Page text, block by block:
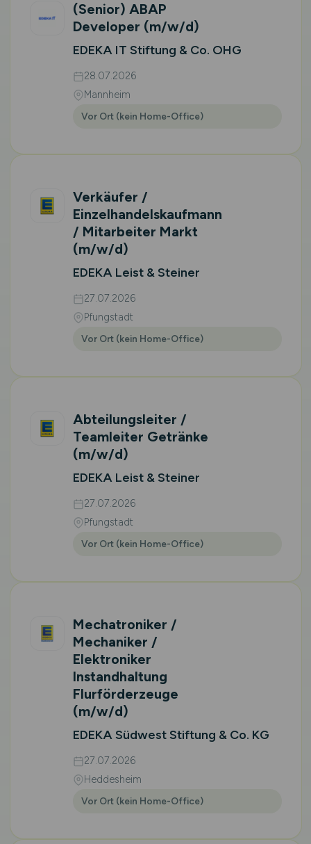
(Senior) ABAP
Developer (m/w/d)
EDEKA IT Stiftung & Co. OHG
28.07.2026
Mannheim
Vor Ort (kein Home-Office)
Verkäufer /
Einzelhandelskaufmann
/ Mitarbeiter Markt
(m/w/d)
EDEKA Leist & Steiner
27.07.2026
Pfungstadt
Vor Ort (kein Home-Office)
Abteilungsleiter /
Teamleiter Getränke
(m/w/d)
EDEKA Leist & Steiner
27.07.2026
Pfungstadt
Vor Ort (kein Home-Office)
Mechatroniker /
Mechaniker /
Elektroniker
Instandhaltung
Flurförderzeuge
(m/w/d)
EDEKA Südwest Stiftung & Co. KG
27.07.2026
Heddesheim
Vor Ort (kein Home-Office)